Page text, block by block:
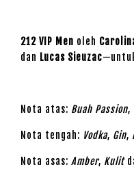
212 VIP Men oleh
dan Lucas Sieuzac
Nota atas: Buah Passion,
Nota tengah: Vodka, Gin,
Nota asas: Amber, Kulit